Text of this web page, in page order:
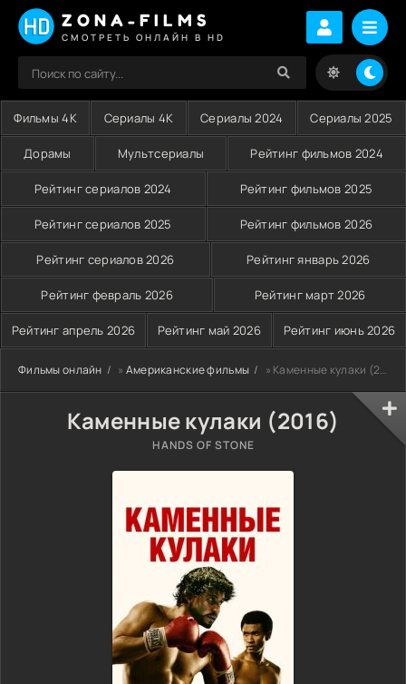
ZONA-FILMS
СМОТРЕТЬ ОНЛАЙН В HD
Фильмы 4K Сериалы 4K Сериалы 2024 Сериалы 2025
Дорамы Мультсериалы Рейтинг фильмов 2024
Рейтинг сериалов 2024 Рейтинг фильмов 2025
Рейтинг сериалов 2025 Рейтинг фильмов 2026
Рейтинг сериалов 2026 Рейтинг январь 2026
Рейтинг февраль 2026 Рейтинг март 2026
Рейтинг апрель 2026 Рейтинг май 2026 Рейтинг июнь 2026
Фильмы онлайн » Американские фильмы » Каменные кулаки (2016)
Каменные кулаки (2016)
HANDS OF STONE